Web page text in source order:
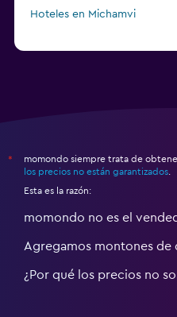
Hoteles en Michamvi
*
momondo siempre trata de
los precios no están garantizados
Esta es la razón:
momondo no es el
Agregamos montones de
¿Por qué los precios no